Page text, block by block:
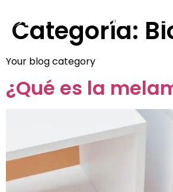
Categoría:
Your blog category
¿Qué es la